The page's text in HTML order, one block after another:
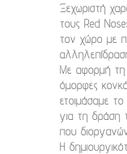
Ξεχωριστή
τους Red
τον χώρο με
Με αφορμή τη
όμορφες
ετοιμάσαμε
για τη δράση
που
Η